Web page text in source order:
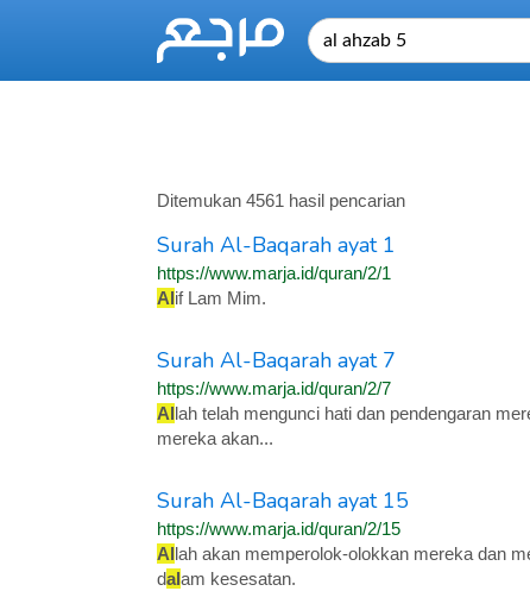
Ditemukan 4561 hasil pencarian
Surah Al-Baqarah ayat 1
https://www.marja.id/quran/2/1
Alif Lam Mim.
Surah Al-Baqarah ayat 7
https://www.marja.id/quran/2/7
Allah telah mengunci hati dan pendengaran
mereka akan...
Surah Al-Baqarah ayat 15
https://www.marja.id/quran/2/15
Allah akan memperolok-olokkan mereka dan
dalam kesesatan.